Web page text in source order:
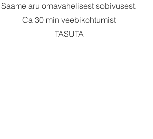
Saame aru omavahelisest sobivusest.
Ca 30 min veebikohtumist
TASUTA